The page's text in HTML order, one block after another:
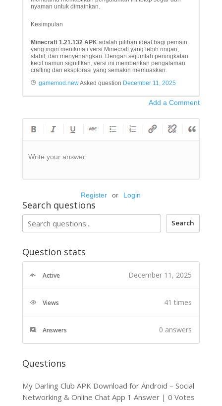
nyaman untuk dimainkan.
Kesimpulan
Minecraft 1.21.132 APK adalah pilihan ideal bagi pemain
yang ingin menikmati versi Minecraft yang lebih ringan,
stabil, dan menyenangkan. Dengan sejumlah peningkatan
kecil namun signifikan, versi ini memberikan pengalaman
crafting dan eksplorasi yang semakin memuaskan.
gamemod.newAsked question December 11, 2025
Add a Comment
Write your answer.
Register or Login
Search questions
Search
Question stats
Active December 11, 2025
Views 41 times
Answers 0 answers
Questions
My Darling Club APK Download for Android – Social
Networking & Online Chat App 1 Answer | 0 Votes